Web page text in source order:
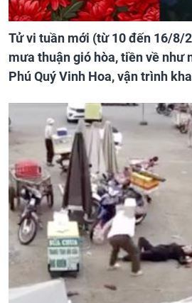
Tử vi tuần mới (từ 10 đến 16/8/
mưa thuận gió hòa, tiền về như
Phú Quý Vinh Hoa, vận trình